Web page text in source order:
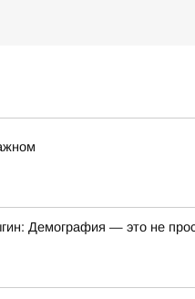
Демография — это не